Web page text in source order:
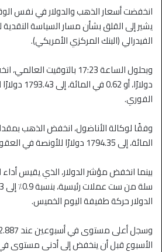
انخفضت أسعار الذهب والدولار في نفس
يشير إلى القلق بشأن مسار السياسة
الفيدرالي (البنك المركزي الأمريكي).
دولارًا، أو
الفوري.
المائة، إلى 1794.35 دولارًا للأونصة في العقود الآجلة الأمريكية.
بينما انخفض مؤشر الدولار، الذي يقيس
الدولار حركة طفيفة اليوم الخميس.